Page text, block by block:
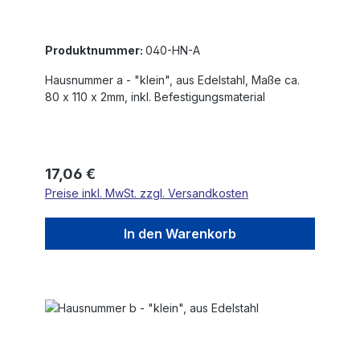
Produktnummer: 040-HN-A
Hausnummer a - "klein", aus Edelstahl, Maße ca.
80 x 110 x 2mm, inkl. Befestigungsmaterial
Regulärer Preis:
17,06 €
Preise inkl. MwSt. zzgl. Versandkosten
In den Warenkorb